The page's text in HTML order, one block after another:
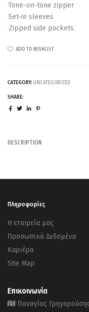
·Tone-on-tone zipper
·Set-in sleeves
·Zipped side pockets.
ADD TO WISHLIST
CATEGORY: UNCATEGORIZED
SHARE:
DESCRIPTION
Πληροφορίες
Η εταιρεία μας
Προσωπικά Δεδομένα
Καριέρα
Site Map
Επικοινωνία
Παναγίας